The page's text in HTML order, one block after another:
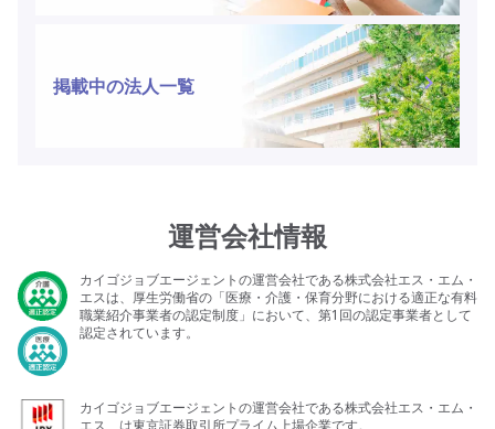
掲載中の法人一覧
運営会社情報
カイゴジョブエージェントの運営会社である株式会社エス・エム・
エスは、厚生労働省の「医療・介護・保育分野における適正な有料
職業紹介事業者の認定制度」において、第1回の認定事業者として
認定されています。
カイゴジョブエージェントの運営会社である株式会社エス・エム・
エス、は東京証券取引所プライム上場企業です。